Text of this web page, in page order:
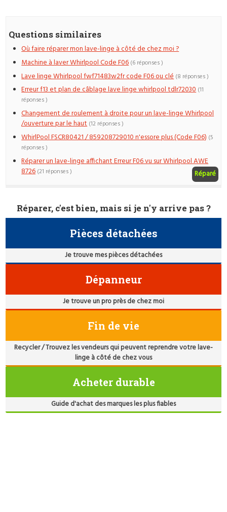
Questions similaires
Où faire réparer mon lave-linge à côté de chez moi ?
Machine à laver Whirlpool Code F06 (6 réponses )
Lave linge Whirlpool fwf71483w2fr code F06 ou clé (8 réponses )
Erreur f13 et plan de câblage lave linge whirlpool tdlr72030 (11
réponses )
Changement de roulement à droite pour un lave-linge Whirlpool
/ouverture par le haut (12 réponses )
WhirlPool FSCR80421 / 859208729010 n'essore plus (Code F06) (5
réponses )
Réparer un lave-linge affichant Erreur F06 vu sur Whirlpool AWE
8726
Réparé
(21 réponses )
Réparer, c'est bien, mais si je n'y arrive pas ?
Pièces détachées
Je trouve mes pièces détachées
Dépanneur
Je trouve un pro près de chez moi
Fin de vie
Recycler / Trouvez les vendeurs qui peuvent reprendre votre lave-
linge à côté de chez vous
Acheter durable
Guide d'achat des marques les plus fiables